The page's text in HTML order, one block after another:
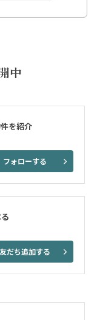
中
を紹介
フォローする
友だち追加する